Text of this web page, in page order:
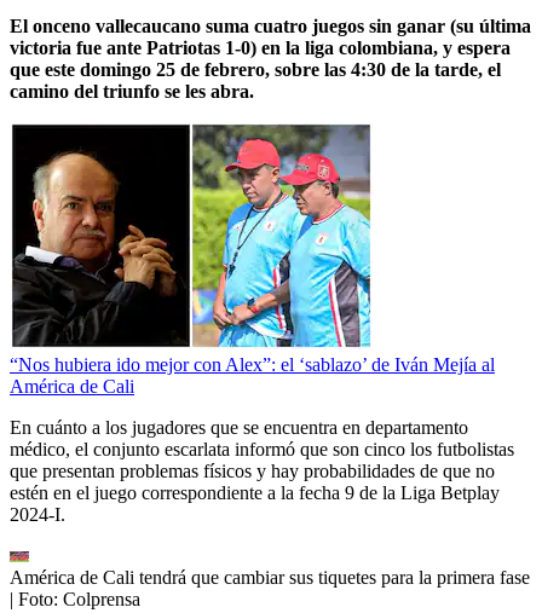
El onceno vallecaucano suma cuatro juegos sin ganar (su última
victoria fue ante Patriotas 1-0) en la liga colombiana, y espera
que este domingo 25 de febrero, sobre las 4:30 de la tarde, el
camino del triunfo se les abra.
“Nos hubiera ido mejor con Alex”: el ‘sablazo’ de Iván Mejía al
América de Cali
En cuánto a los jugadores que se encuentra en departamento
médico, el conjunto escarlata informó que son cinco los futbolistas
que presentan problemas físicos y hay probabilidades de que no
estén en el juego correspondiente a la fecha 9 de la Liga Betplay
2024-I.
América de Cali tendrá que cambiar sus tiquetes para la primera fase
| Foto: Colprensa